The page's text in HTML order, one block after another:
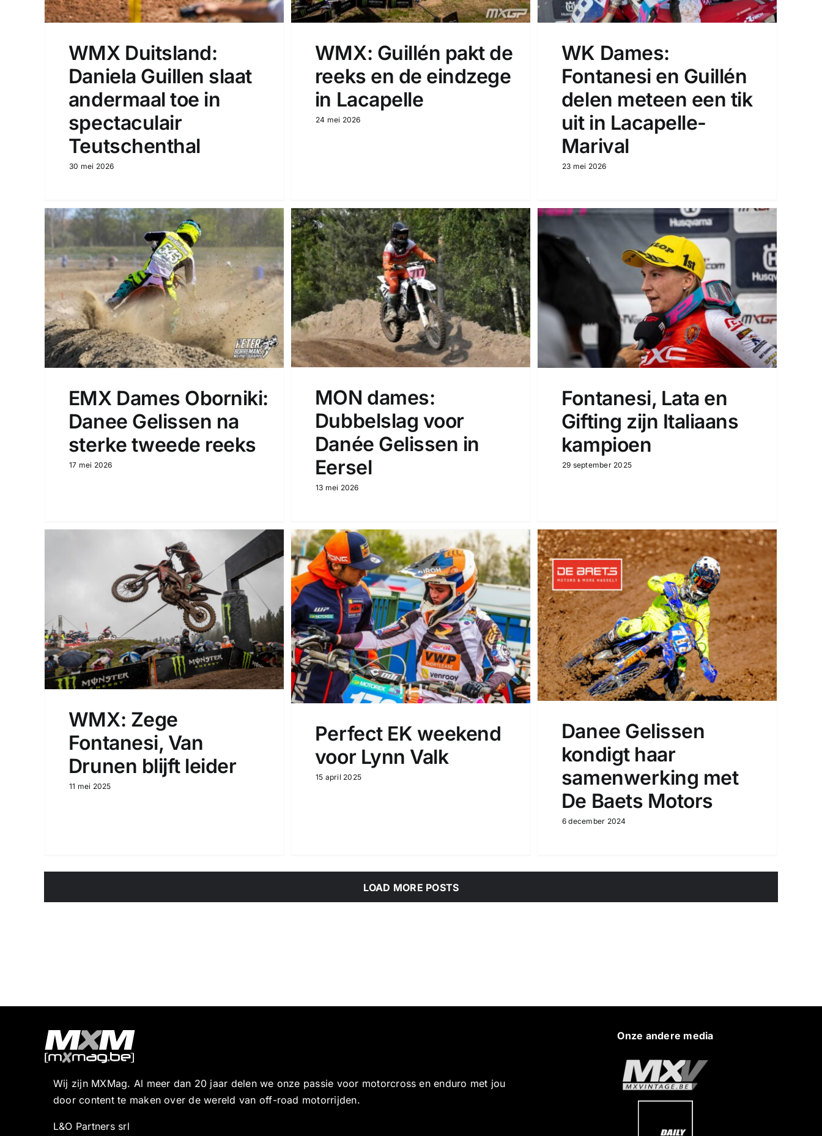
WMX Duitsland:
Daniela Guillen slaat
andermaal toe in
spectaculair
Teutschenthal
30 mei 2026
WMX: Guillén pakt de
reeks en de eindzege
in Lacapelle
24 mei 2026
WK Dames:
Fontanesi en Guillén
delen meteen een tik
uit in Lacapelle-
Marival
23 mei 2026
EMX Dames Oborniki:
Danee Gelissen na
sterke tweede reeks
17 mei 2026
MON dames:
Dubbelslag voor
Danée Gelissen in
Eersel
13 mei 2026
Fontanesi, Lata en
Gifting zijn Italiaans
kampioen
29 september 2025
WMX: Zege
Fontanesi, Van
Drunen blijft leider
11 mei 2025
Perfect EK weekend
voor Lynn Valk
15 april 2025
Danee Gelissen
kondigt haar
samenwerking met
De Baets Motors
6 december 2024
LOAD MORE POSTS
Wij zijn MXMag. Al meer dan 20 jaar delen we onze passie voor motorcross en enduro met jou
door content te maken over de wereld van off-road motorrijden.
L&O Partners srl
Onze andere media